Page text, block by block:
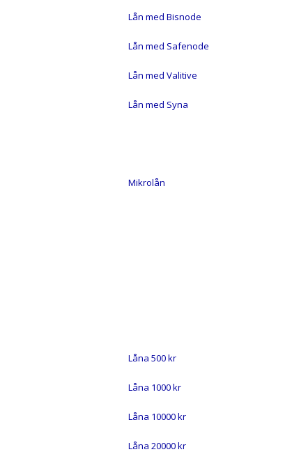
Lån med Bisnode
Lån med Safenode
Lån med Valitive
Lån med Syna
Mikrolån
Låna 500 kr
Låna 1000 kr
Låna 10000 kr
Låna 20000 kr